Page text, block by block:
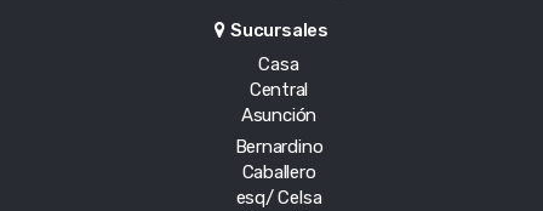
Sucursales
Casa
Central
Asunción
Bernardino
Caballero
esq/ Celsa